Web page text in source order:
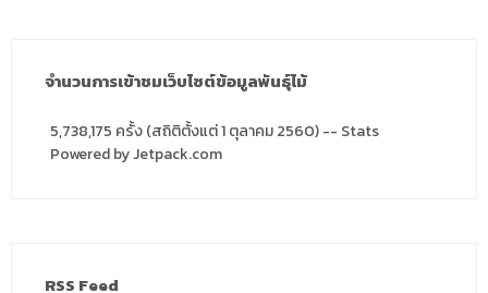
จำนวนการเข้าชมเว็บไซต์ข้อมูลพันธุ์ไม้
5,738,175 ครั้ง (สถิติตั้งแต่ 1 ตุลาคม 2560) -- Stats
Powered by Jetpack.com
RSS Feed